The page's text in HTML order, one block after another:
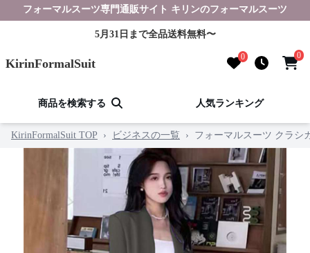
フォーマルスーツ専門通販サイト キリンのフォーマルスーツ
5月31日まで全品送料無料〜
KirinFormalSuit 0 0
商品を検索する 人気ランキング
KirinFormalSuit TOP › ビジネスの一覧 › フォーマルスーツ クラシ